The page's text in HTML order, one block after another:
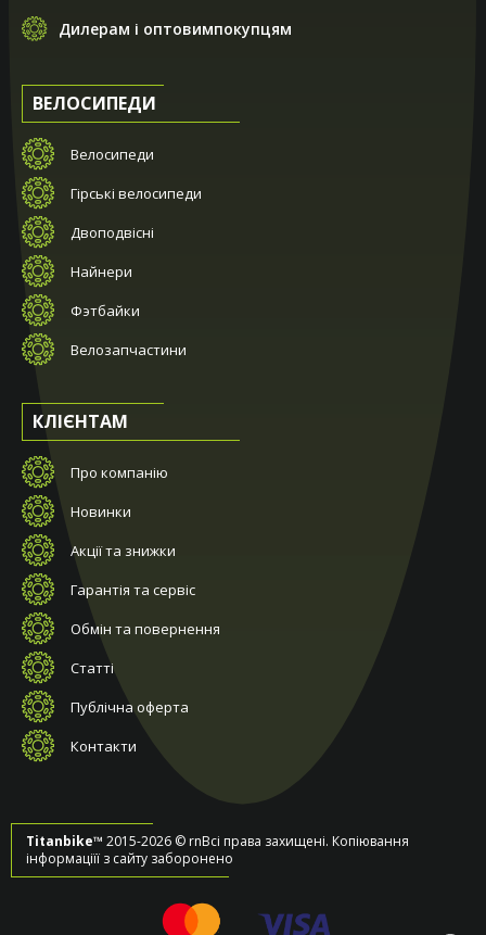
Дилерам і оптовимпокупцям
ВЕЛОСИПЕДИ
Велосипеди
Гірські велосипеди
Двоподвісні
Найнери
Фэтбайки
Велозапчастини
КЛІЄНТАМ
Про компанію
Новинки
Акції та знижки
Гарантія та сервіс
Обмін та повернення
Статті
Публічна оферта
Контакти
Titanbike™ 2015-2026 © rnВсі права захищені. Копіювання
інформаціїї з сайту заборонено